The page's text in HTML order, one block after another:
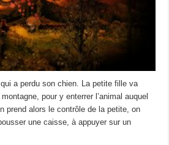
a perdu son chien. La petite fille va
pour y enterrer l’animal auquel
prend alors le contrôle de la petite, on
une caisse, à appuyer sur un